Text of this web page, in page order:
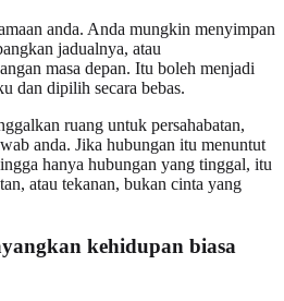
anda. Anda mungkin menyimpan
jadualnya, atau
masa depan. Itu boleh menjadi
dan dipilih secara bebas.
ruang untuk persahabatan,
anda. Jika hubungan itu menuntut
hanya hubungan yang tinggal, itu
atau tekanan, bukan cinta yang
kehidupan biasa